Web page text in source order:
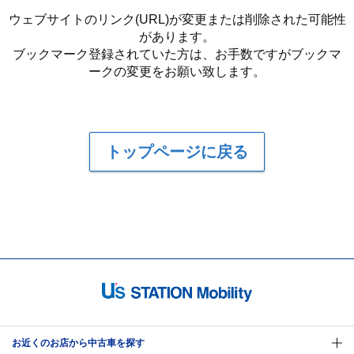
ウェブサイトのリンク(URL)が変更または削除された可能性
があります。
ブックマーク登録されていた方は、お手数ですがブックマ
ークの変更をお願い致します。
トップページに戻る
お近くのお店から中古車を探す